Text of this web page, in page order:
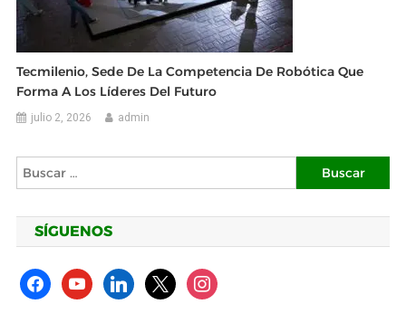
Tecmilenio, Sede De La Competencia De Robótica Que
Forma A Los Líderes Del Futuro
julio 2, 2026 admin
Buscar:
SÍGUENOS
facebookyoutubelinkedin
x instagram